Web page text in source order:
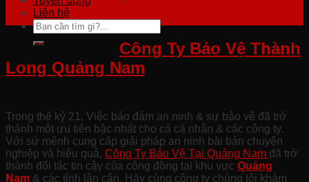
Liên hệ
Giới Thiệu Về Công Ty Bảo Vệ Thành
Long Quảng Nam
Trong thế kỷ 21, Việc bảo đảm an ninh & sự bảo vệ đã trở
thành một ưu tiên bậc nhất cho cả cá nhân & các công ty.
Với sứ mệnh cung cấp giải pháp an ninh bài bản chuyên
nghiệp và hiệu quả, Công Ty Bảo Vệ Tại Quảng Nam đã trở
thành đối tác tin cậy của cộng đồng tại khu vực Quảng
Nam & các tỉnh lân cận. Hãy cùng công ty chúng tôi khám